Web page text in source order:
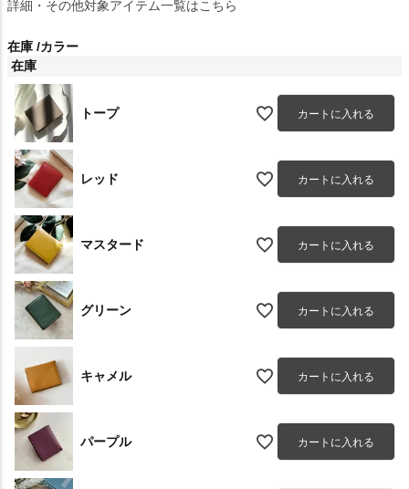
詳細・その他対象アイテム一覧はこちら
在庫 カラー
在庫
トープ カートに入れる
レッド カートに入れる
マスタード カートに入れる
グリーン カートに入れる
キャメル カートに入れる
パープル カートに入れる